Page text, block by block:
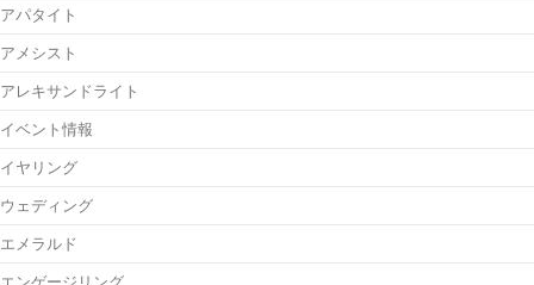
アパタイト
アメシスト
アレキサンドライト
イベント情報
イヤリング
ウェディング
エメラルド
エンゲージリング